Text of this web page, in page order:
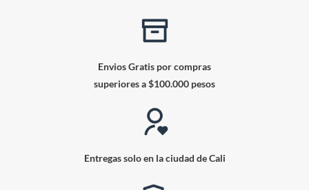
Envios Gratis por compras
superiores a $100.000 pesos
Entregas solo en la ciudad de Cali